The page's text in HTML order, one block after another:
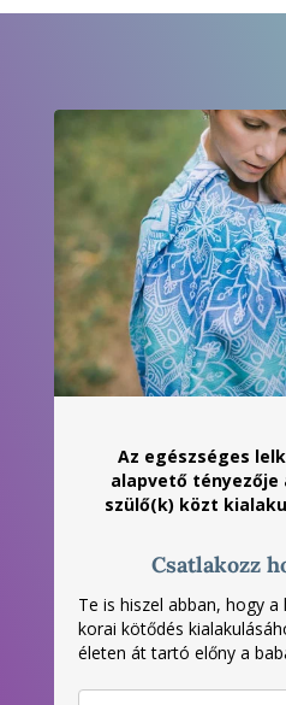
Az egészséges
alapvető tényezője
szülő(k) közt
Csatlakozz
Te is hiszel abban, hogy
korai kötődés
életen át tartó előny a